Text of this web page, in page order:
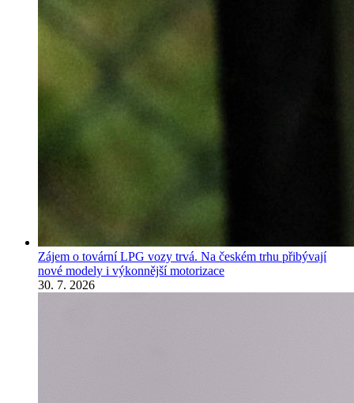
Zájem o tovární LPG vozy trvá. Na českém trhu přibývají
nové modely i výkonnější motorizace
30. 7. 2026